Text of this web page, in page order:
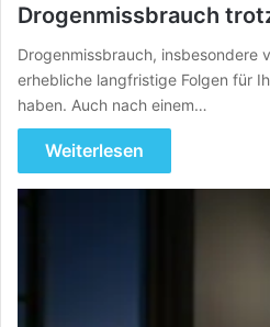
Drogenmissbrauch
Drogenmissbrauch, insbesondere
erhebliche langfristige Folgen für
haben. Auch nach einem…
Weiterlesen